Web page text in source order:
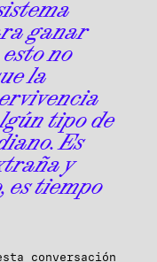
ganar
no
la
tipo de
Es
y
es tiempo
conversación